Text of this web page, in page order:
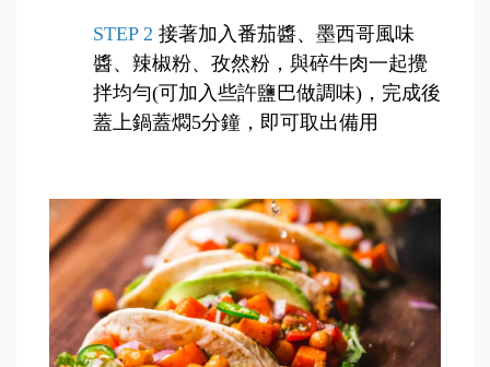
STEP 2 接著加入番茄醬、墨西哥風味
醬、辣椒粉、孜然粉，與碎牛肉一起攪
拌均勻(可加入些許鹽巴做調味)，完成後
蓋上鍋蓋燜5分鐘，即可取出備用